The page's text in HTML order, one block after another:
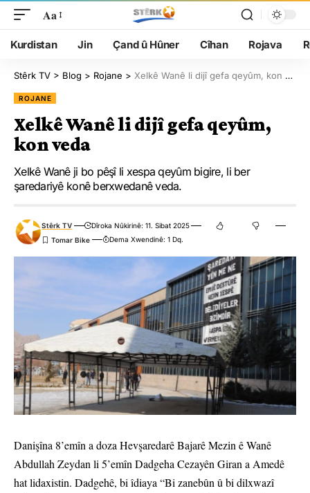
Aa
Kurdistan Jin Çand û Hûner Cîhan Rojava
Stêrk TV > Blog > Rojane > Xelkê Wanê li dijî gefa qeyûm, kon veda
ROJANE
Xelkê Wanê li dijî gefa qeyûm,
kon veda
Xelkê Wanê ji bo pêşî li xespa qeyûm bigire, li ber
şaredariyê konê berxwedanê veda.
Stêrk TV
Dîroka Nûkirinê: 11. Sibat 2025
Dema Xwendinê: 1 Dq.
Danişîna 8’emîn a doza Hevşaredarê Bajarê Mezin ê Wanê
Abdullah Zeydan li 5’emîn Dadgeha Cezayên Giran a Amedê
hat lidaxistin. Dadgehê, bi îdiaya “Bi zanebûn û bi dilxwazî